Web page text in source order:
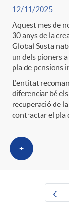
12/11/2025
Aquest mes de
30 anys de la
Global
un dels pioners
pla de pensions
L'entitat
diferenciar bé
recuperació de
contractar el pla
+